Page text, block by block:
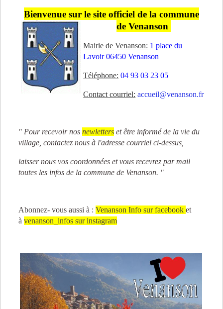
Bienvenue sur le site officiel de la commune
de Venanson
Mairie de Venanson: 1 place du
Lavoir 06450 Venanson
Téléphone: 04 93 03 23 05
Contact courriel: accueil@venanson.fr
" Pour recevoir nosnewletters et être informé de la vie du
village, contactez nous à l'adresse courriel ci-dessus,
laisser nous vos coordonnées et vous recevrez par mail
toutes les infos de la commune de Venanson. "
Abonnez- vous aussi à :Venanson Infosur facebooket
àvenanson_infos sur instagram